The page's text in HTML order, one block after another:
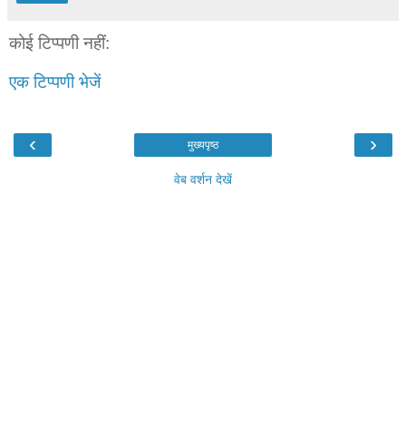
कोई टिप्पणी नहीं:
एक टिप्पणी भेजें
‹ ›
मुख्यपृष्ठ
वेब वर्शन देखें